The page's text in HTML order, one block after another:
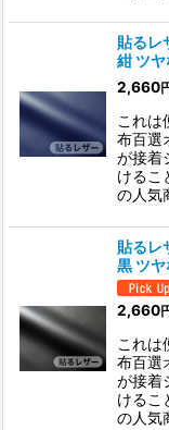
貼るレ
紺 ツヤ
2,660
これは
布百選
が接着
けるこ
の人気
貼るレ
黒 ツヤ
2,660
これは
布百選
が接着
けるこ
の人気